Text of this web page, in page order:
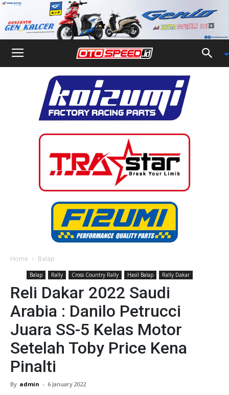
Home Balap
Balap Rally Cross Country Rally Hasil Balap Rally Dakar
Reli Dakar 2022 Saudi
Arabia : Danilo Petrucci
Juara SS-5 Kelas Motor
Setelah Toby Price Kena
Pinalti
By admin - 6 January 2022